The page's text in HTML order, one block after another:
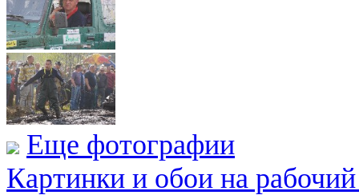
Еще фотографии
Картинки и обои на